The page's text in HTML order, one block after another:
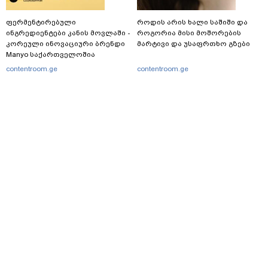
ფერმენტირებული
ინგრედიენტები კანის მოვლაში -
კორეული ინოვაციური ბრენდი
Manyo საქართველოშია
contentroom.ge
როდის არის ხალი საშიში და
როგორია მისი მოშორების
მარტივი და უსაფრთხო გზები
contentroom.ge